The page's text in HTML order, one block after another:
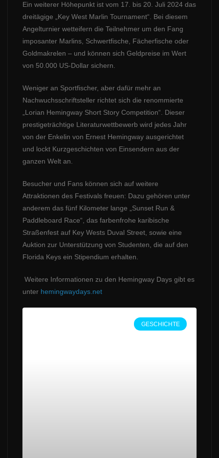
Ein weiterer Höhepunkt ist vom 17. bis 20. Juli 2024 das
dreitägige „Key West Marlin Tournament“. Bei diesem
Angelturnier wetteifern die Teilnehmer um den Fang
imposanter Marlins, Schwertfische, Fächerfische oder
Goldmakrelen – und können sich Geldpreise im Wert
von 50.000 US-Dollar sichern.
Weniger an Sportfischer, aber dafür mehr an
Nachwuchsschriftsteller richtet sich die renommierte
„Lorian Hemingway Short Story Competition“. Dieser
prestigeträchtige Literaturwettbewerb wird jedes Jahr
von der Enkelin von Ernest Hemingway ausgerichtet
und lockt Kurzgeschichten von Einsendern aus der
ganzen Welt an.
Besucher und Fans können sich auf weitere
Attraktionen des Festivals freuen: Dazu gehören unter
anderem das fünf Kilometer lange „Sunset Run &
Paddleboard Race“, das farbenfrohe karibische
Straßenfest auf Key Wests Duval Street, sowie eine
Auktion zur Unterstützung von Studenten, die auf den
Florida Keys ein Stipendium erhalten.
Weitere Informationen zu den Hemingway Days gibt es
unter hemingwaydays.net
GESCHICHTE